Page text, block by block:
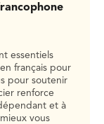
essentiels
français pour
pour soutenir
renforce
et à
vous